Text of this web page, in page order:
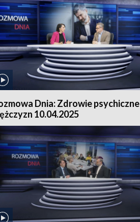
Dnia: Zdrowie psychiczne
10.04.2025